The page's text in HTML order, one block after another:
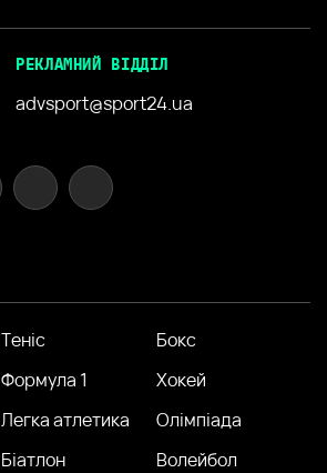
РЕКЛАМНИЙ ВІДДІЛ
advsport@sport24.ua
Теніс
Бокс
Формула 1
Хокей
Легка атлетика
Олімпіада
Біатлон
Волейбол